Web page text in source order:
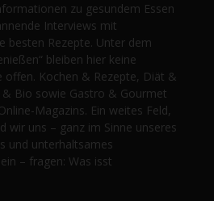
zu gesundem Essen
Interviews mit
besten Rezepte. Unter dem
bleiben hier keine
offen. Kochen & Rezepte, Diät &
& Bio sowie Gastro & Gourmet
Magazins. Ein weites Feld,
wir uns – ganz im Sinne unseres
und unterhaltsames
– fragen: Was isst